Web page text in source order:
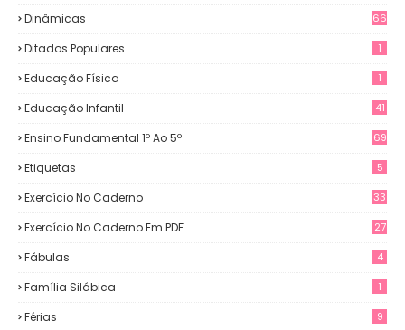
Dinâmicas 66
Ditados Populares 1
Educação Física 1
Educação Infantil 41
Ensino Fundamental 1º Ao 5º 69
Etiquetas 5
Exercício No Caderno 33
Exercício No Caderno Em PDF 27
Fábulas 4
Família Silábica 1
Férias 9